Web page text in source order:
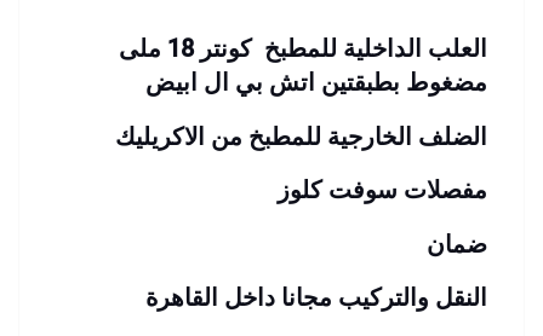
العلب الداخلية للمطبخ كونتر 18 ملى
مضغوط بطبقتين اتش بي ال ابيض
الضلف الخارجية للمطبخ من الاكريليك
مفصلات سوفت كلوز
ضمان
النقل والتركيب مجانا داخل القاهرة